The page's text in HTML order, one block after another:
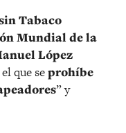
Tabaco
Mundial de la
López
que seprohíbe
” y